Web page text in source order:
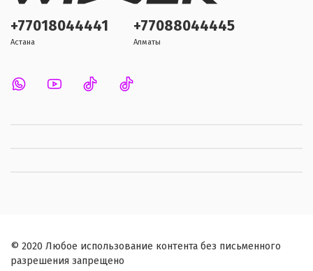
+77018044441
Астана
+77088044445
Алматы
© 2020 Любое использование контента без письменного
разрешения запрещено